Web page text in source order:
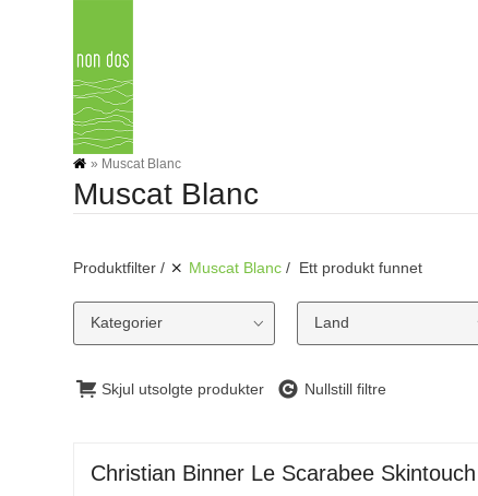
» Muscat Blanc
Muscat Blanc
Produktfilter Muscat Blanc Ett produkt funnet
Kategorier Land
Skjul utsolgte produkter Nullstill filtre
Christian Binner Le Scarabee Skintouch